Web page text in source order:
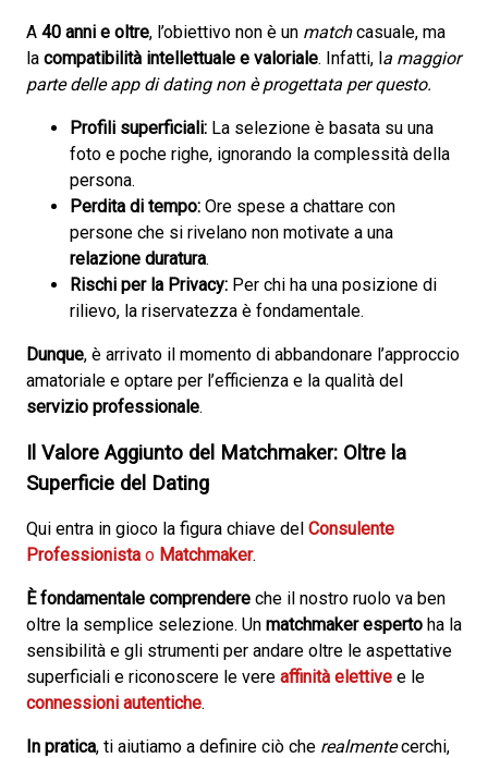
A 40 anni e oltre, l’obiettivo non è un matchcasuale, ma
la compatibilità intellettuale e valoriale. Infatti, la maggior
parte delle app di dating non è progettata per questo.
Profili superficiali: La selezione è basata su una
foto e poche righe, ignorando la complessità della
persona.
Perdita di tempo: Ore spese a chattare con
persone che si rivelano non motivate a una
relazione duratura.
Rischi per la Privacy: Per chi ha una posizione di
rilievo, la riservatezza è fondamentale.
Dunque, è arrivato il momento di abbandonare l’approccio
amatoriale e optare per l’efficienza e la qualità del
servizio professionale.
Il Valore Aggiunto del Matchmaker: Oltre la
Superficie del Dating
Qui entra in gioco la figura chiave del Consulente
Professionista o Matchmaker.
È fondamentale comprendere che il nostro ruolo va ben
oltre la semplice selezione. Un matchmaker esperto ha la
sensibilità e gli strumenti per andare oltre le aspettative
superficiali e riconoscere le vere affinità elettive e le
connessioni autentiche.
In pratica, ti aiutiamo a definire ciò che realmentecerchi,